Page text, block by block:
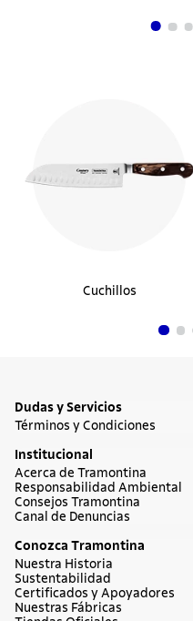
Cuchillos
Dudas y Servicios
Términos y Condiciones
Institucional
Acerca de Tramontina
Responsabilidad Ambiental
Consejos Tramontina
Canal de Denuncias
Conozca Tramontina
Nuestra Historia
Sustentabilidad
Certificados y Apoyadores
Nuestras Fábricas